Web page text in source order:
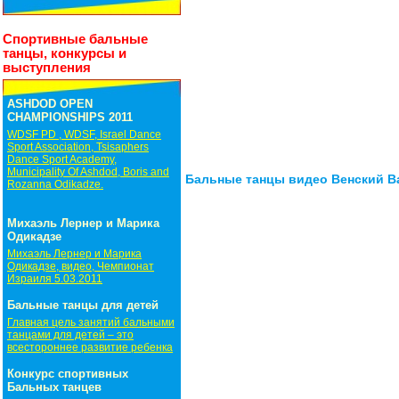
Спортивные бальные
танцы, конкурсы и
выступления
ASHDOD OPEN
CHAMPIONSHIPS 2011
WDSF PD , WDSF, Israel Dance
Sport Association, Tsisaphers
Dance Sport Academy,
Municipality Of Ashdod, Boris and
Rozanna Odikadze.
Михаэль Лернер и Марика
Одикадзе
Михаэль Лернер и Марика
Одикадзе, видео, Чемпионат
Израиля 5.03.2011
Бальные танцы для детей
Главная цель занятий бальными
танцами для детей – это
всестороннее развитие ребенка
Конкурс спортивных
Бальных танцев
Бальные танцы видео Венский